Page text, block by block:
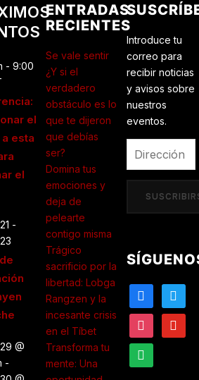
- 9:00
el
esta
el
-
@
-
ENTRADAS
RECIENTES
Se vale sentir
¿Y si el
verdadero
obstáculo es lo
que te dijeron
que debías
ser?
Domina tus
emociones y
deja de
pelearte
contigo misma
Trágico
sacrificio por la
libertad: Lobga
Rangzen y la
incesante crisis
en el Tíbet
Transforma tu
mente: Una
Introduce tu
correo para
recibir noticias
y avisos sobre
nuestros
eventos.
de
correo
electrónico
facebooktwitter
instagramyoutube
spotify